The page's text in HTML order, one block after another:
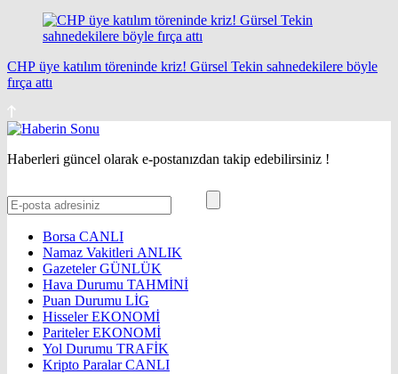
CHP üye katılım töreninde kriz! Gürsel Tekin sahnedekilere böyle
fırça attı
Haberleri güncel olarak e-postanızdan takip edebilirsiniz !
Borsa CANLI
Namaz Vakitleri ANLIK
GazetelerGÜNLÜK
Hava Durumu TAHMİNİ
Puan Durumu LİG
HisselerEKONOMİ
ParitelerEKONOMİ
Yol Durumu TRAFİK
Kripto ParalarCANLI